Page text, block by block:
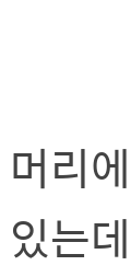
리
는